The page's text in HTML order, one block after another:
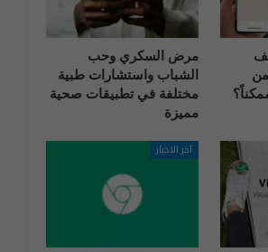
مرض السكري وحب
الشباب واستشارات طبية
مختلفة في تطبيقات صحية
مميزة
آخر الاخبار